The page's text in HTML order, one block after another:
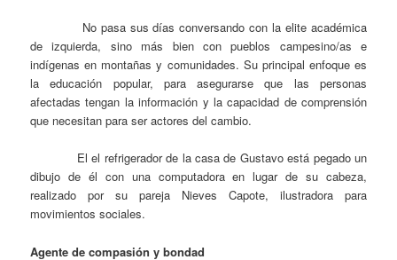
No pasa sus días conversando con la elite académica
de izquierda, sino más bien con pueblos campesino/as e
indígenas en montañas y comunidades. Su principal enfoque es
la educación popular, para asegurarse que las personas
afectadas tengan la información y la capacidad de comprensión
que necesitan para ser actores del cambio.
El el refrigerador de la casa de Gustavo está pegado un
dibujo de él con una computadora en lugar de su cabeza,
realizado por su pareja Nieves Capote, ilustradora para
movimientos sociales.
Agente de compasión y bondad